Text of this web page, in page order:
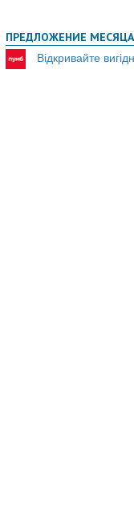
ПРЕДЛОЖЕНИЕ
Відкривайте